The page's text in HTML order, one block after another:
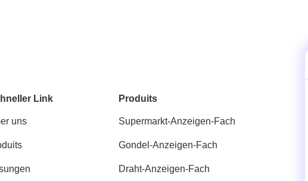
Link
uns
Produits
Supermarkt-Anzeigen-Fach
Gondel-Anzeigen-Fach
Draht-Anzeigen-Fach